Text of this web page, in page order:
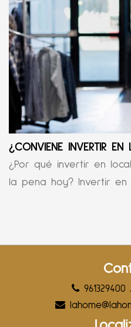
¿CONVIENE INVERTIR EN
¿Por qué invertir en
la pena hoy? Invertir en
961329400